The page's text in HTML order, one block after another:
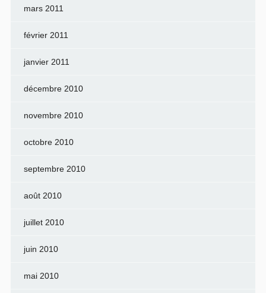
mars 2011
février 2011
janvier 2011
décembre 2010
novembre 2010
octobre 2010
septembre 2010
août 2010
juillet 2010
juin 2010
mai 2010